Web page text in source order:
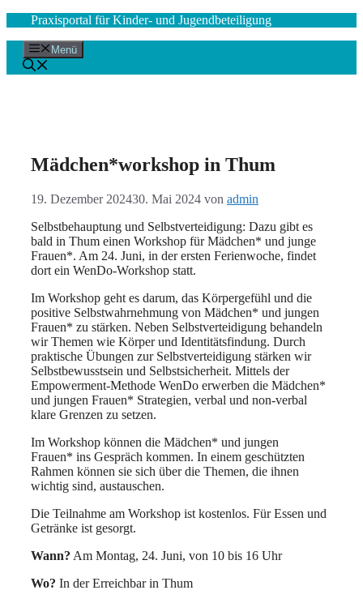
springen
Praxisportal für Kinder- und Jugendbeteiligung
Menü
Mädchen*workshop in Thum
19. Dezember 202430. Mai 2024 von admin
Selbstbehauptung und Selbstverteidigung: Dazu gibt es
bald in Thum einen Workshop für Mädchen* und junge
Frauen*. Am 24. Juni, in der ersten Ferienwoche, findet
dort ein WenDo-Workshop statt.
Im Workshop geht es darum, das Körpergefühl und die
positive Selbstwahrnehmung von Mädchen* und jungen
Frauen* zu stärken. Neben Selbstverteidigung behandeln
wir Themen wie Körper und Identitätsfindung. Durch
praktische Übungen zur Selbstverteidigung stärken wir
Selbstbewusstsein und Selbstsicherheit. Mittels der
Empowerment-Methode WenDo erwerben die Mädchen*
und jungen Frauen* Strategien, verbal und non-verbal
klare Grenzen zu setzen.
Im Workshop können die Mädchen* und jungen
Frauen* ins Gespräch kommen. In einem geschützten
Rahmen können sie sich über die Themen, die ihnen
wichtig sind, austauschen.
Die Teilnahme am Workshop ist kostenlos. Für Essen und
Getränke ist gesorgt.
Wann? Am Montag, 24. Juni, von 10 bis 16 Uhr
Wo? In der Erreichbar in Thum